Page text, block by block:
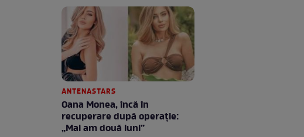
ANTENASTARS
Oana Monea, încă în
recuperare după operație:
„Mai am două luni”